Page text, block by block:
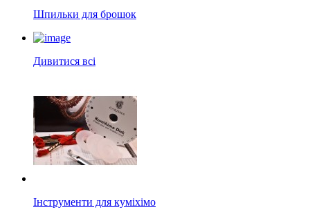
Шпильки для брошок
Дивитися всі
Інструменти для куміхімо